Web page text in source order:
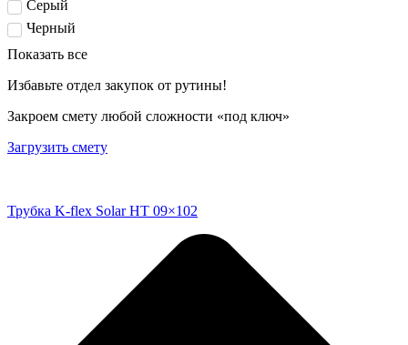
Серый
Черный
Показать все
Избавьте отдел закупок от рутины!
Закроем смету любой сложности «под ключ»
Загрузить смету
Трубка K-flex Solar HT 09×102